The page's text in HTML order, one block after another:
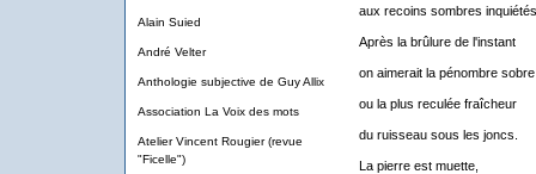
Alain Suied
André Velter
Anthologie subjective de Guy Allix
Association La Voix des mots
Atelier Vincent Rougier (revue
"Ficelle")
aux recoins sombres
Après la brûlure de l'instant
on aimerait la pénombre
ou la plus reculée fraîcheur
du ruisseau sous les joncs.
La pierre est muette,